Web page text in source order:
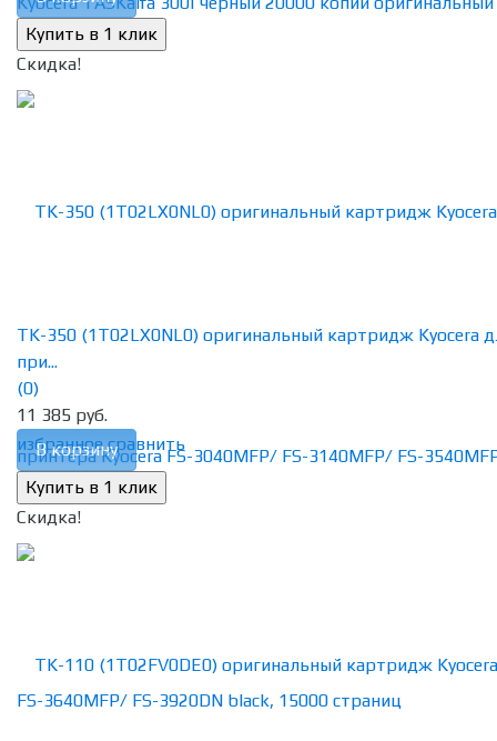
Скидка!
избранное сравнить
TK-350 (1T02LX0NL0) оригинальный картридж Kyocera
при...
(0)
11 385 руб.
В корзину
Скидка!